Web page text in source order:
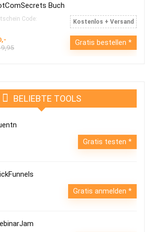
Buch
Code: Kostenlos + Versand
Gratis bestellen
BELIEBTE TOOLS
Gratis testen
Gratis anmelden